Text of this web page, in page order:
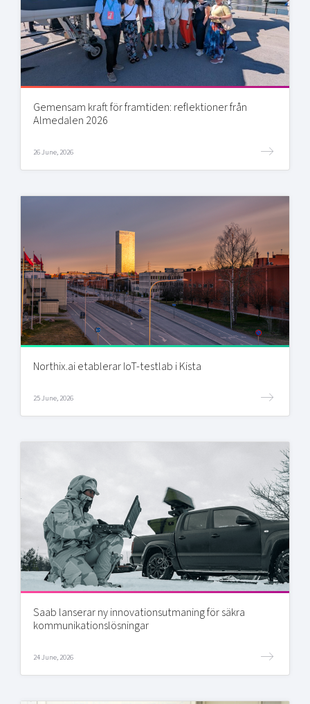
Gemensam kraft för framtiden: reflektioner från
Almedalen 2026
26 June, 2026
Northix.ai etablerar IoT-testlab i Kista
25 June, 2026
Saab lanserar ny innovationsutmaning för säkra
kommunikationslösningar
24 June, 2026